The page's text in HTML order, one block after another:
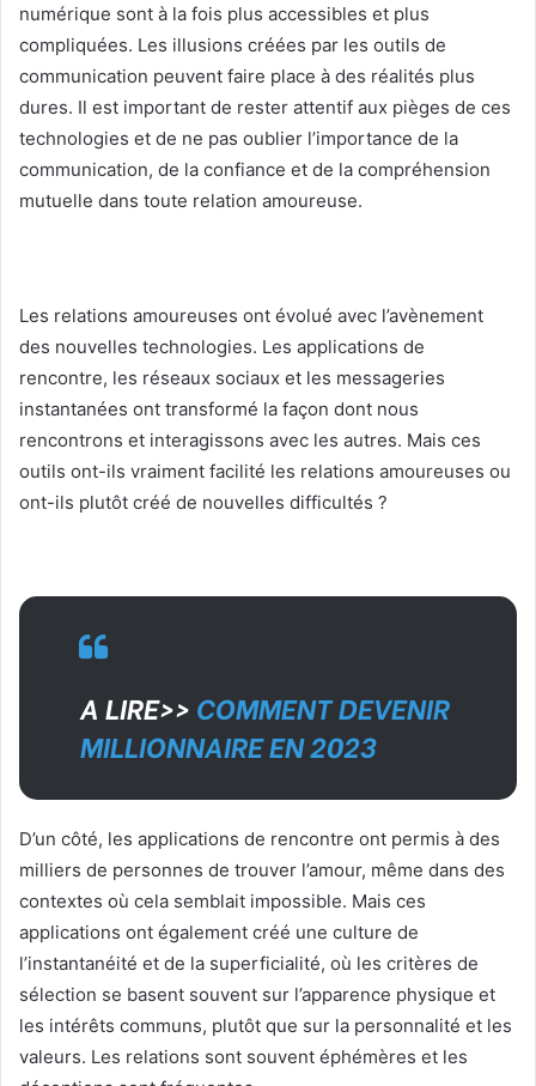
numérique sont à la fois plus accessibles et plus
compliquées. Les illusions créées par les outils de
communication peuvent faire place à des réalités plus
dures. Il est important de rester attentif aux pièges de ces
technologies et de ne pas oublier l’importance de la
communication, de la confiance et de la compréhension
mutuelle dans toute relation amoureuse.
Les relations amoureuses ont évolué avec l’avènement
des nouvelles technologies. Les applications de
rencontre, les réseaux sociaux et les messageries
instantanées ont transformé la façon dont nous
rencontrons et interagissons avec les autres. Mais ces
outils ont-ils vraiment facilité les relations amoureuses ou
ont-ils plutôt créé de nouvelles difficultés ?
A LIRE>> COMMENT DEVENIR
MILLIONNAIRE EN 2023
D’un côté, les applications de rencontre ont permis à des
milliers de personnes de trouver l’amour, même dans des
contextes où cela semblait impossible. Mais ces
applications ont également créé une culture de
l’instantanéité et de la superficialité, où les critères de
sélection se basent souvent sur l’apparence physique et
les intérêts communs, plutôt que sur la personnalité et les
valeurs. Les relations sont souvent éphémères et les